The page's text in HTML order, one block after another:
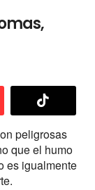
peligrosas
que el humo
es igualmente